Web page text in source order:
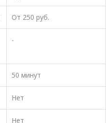
От 250 руб.
-
50 минут
Нет
Нет